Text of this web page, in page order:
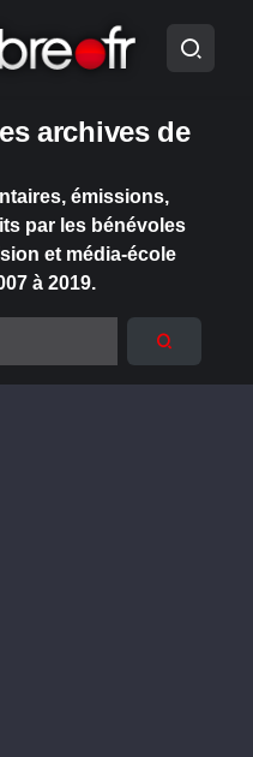
archives de
émissions,
par les bénévoles
et média-école
à 2019.